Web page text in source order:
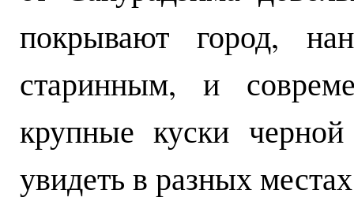
покрывают город,
старинным, и
крупные куски
увидеть в разных